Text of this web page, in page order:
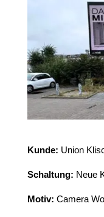
Kunde: Union
Schaltung: Neue
Motiv: Camera